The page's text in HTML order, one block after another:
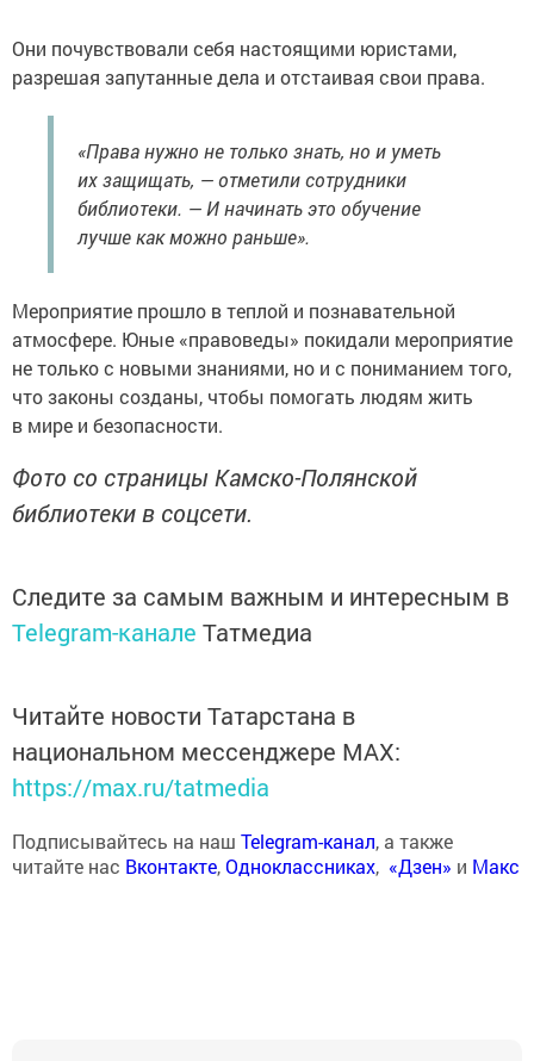
Они почувствовали себя настоящими юристами,
разрешая запутанные дела и отстаивая свои права.
«Права нужно не только знать, но и уметь
их защищать, — отметили сотрудники
библиотеки. — И начинать это обучение
лучше как можно раньше».
Мероприятие прошло в теплой и познавательной
атмосфере. Юные «правоведы» покидали мероприятие
не только с новыми знаниями, но и с пониманием того,
что законы созданы, чтобы помогать людям жить
в мире и безопасности.
Фото со страницы Камско-Полянской
библиотеки в соцсети.
Следите за самым важным и интересным в
Telegram-канале Татмедиа
Читайте новости Татарстана в
национальном мессенджере MАХ:
https://max.ru/tatmedia
Подписывайтесь на наш Telegram-канал, а также
читайте нас Вконтакте,Одноклассниках, «Дзен» и Макс